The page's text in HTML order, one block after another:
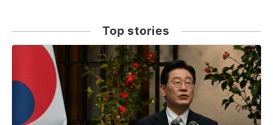
Top stories